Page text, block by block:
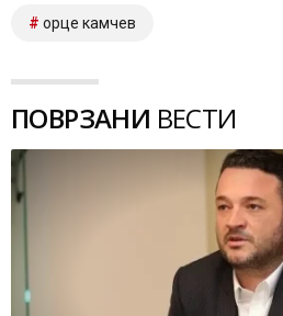
орце камчев
ПОВРЗАНИ ВЕСТИ